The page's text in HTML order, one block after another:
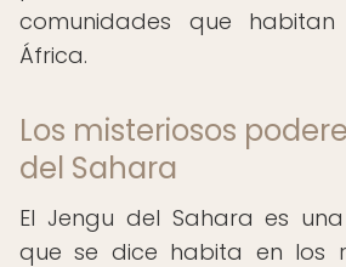
comunidades que
África.
Los misteriosos
del Sahara
El Jengu del Sahara es
que se dice habita en los